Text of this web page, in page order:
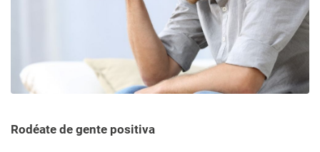
Rodéate de gente positiva